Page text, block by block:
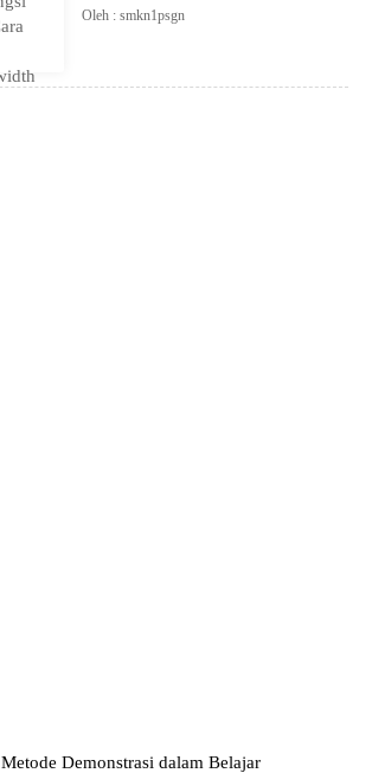
Oleh : smkn1psgn
Metode Demonstrasi dalam Belajar